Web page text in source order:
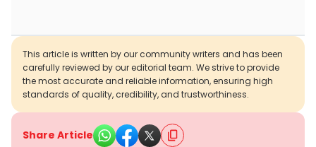
This article is written by our community writers and has been
carefully reviewed by our editorial team. We strive to provide
the most accurate and reliable information, ensuring high
standards of quality, credibility, and trustworthiness.
Share Article